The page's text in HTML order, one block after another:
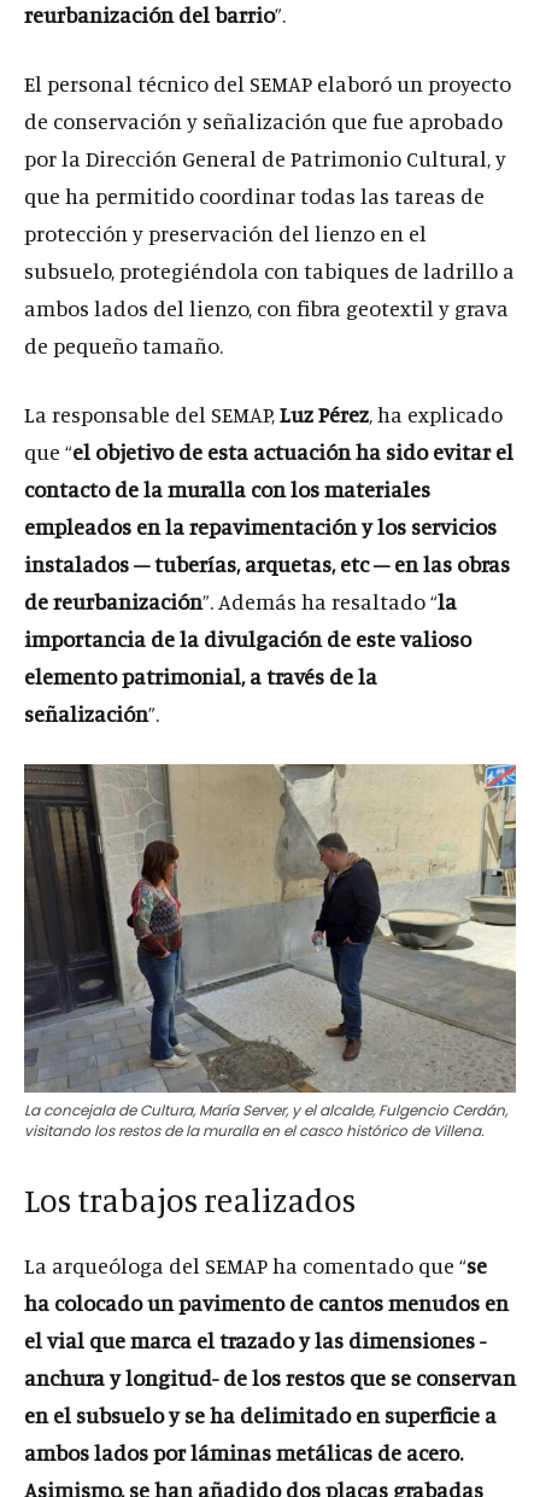
reurbanización del barrio”.
El personal técnico del SEMAP elaboró un proyecto
de conservación y señalización que fue aprobado
por la Dirección General de Patrimonio Cultural, y
que ha permitido coordinar todas las tareas de
protección y preservación del lienzo en el
subsuelo, protegiéndola con tabiques de ladrillo a
ambos lados del lienzo, con fibra geotextil y grava
de pequeño tamaño.
La responsable del SEMAP,Luz Pérez, ha explicado
que “el objetivo de esta actuación ha sido evitar el
contacto de la muralla con los materiales
empleados en la repavimentación y los servicios
instalados – tuberías, arquetas, etc – en las obras
de reurbanización”. Además ha resaltado “la
importancia de la divulgación de este valioso
elemento patrimonial, a través de la
señalización”.
La concejala de Cultura, María Server, y el alcalde, Fulgencio Cerdán,
visitando los restos de la muralla en el casco histórico de Villena.
Los trabajos realizados
La arqueóloga del SEMAP ha comentado que “se
ha colocado un pavimento de cantos menudos en
el vial que marca el trazado y las dimensiones -
anchura y longitud- de los restos que se conservan
en el subsuelo y se ha delimitado en superficie a
ambos lados por láminas metálicas de acero.
Asimismo, se han añadido dos placas grabadas